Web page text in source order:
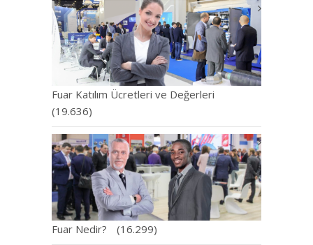
Fuar Katılım Ücretleri ve Değerleri
(19.636)
Fuar Nedir? (16.299)